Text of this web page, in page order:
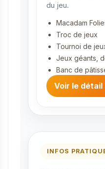
du jeu.
Macadam
Troc de jeux
Tournoi de
Jeux géants,
Banc de
Voir le détail
INFOS